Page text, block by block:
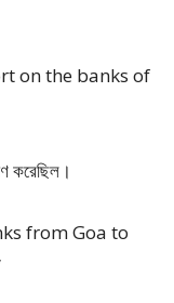
on the banks of
করেছিল।
from Goa to